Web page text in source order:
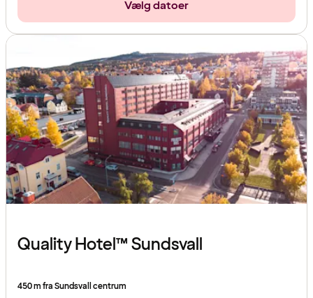
Vælg datoer
Quality Hotel™ Sundsvall
450 m fra Sundsvall centrum